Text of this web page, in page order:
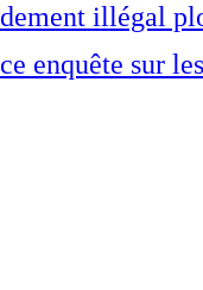
illégal
enquête sur